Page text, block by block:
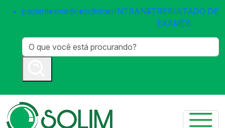
pacientesmédicosclínicasINTRANETRESULTADO DE
EXAMES